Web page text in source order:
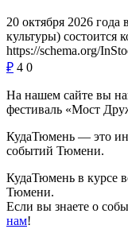
20 октября 2026
культуры) состоится
https://schema.org/
₽ 4 0
На нашем сайте вы
фестиваль «Мост
КудаТюмень — это
событий Тюмени.
КудаТюмень в курсе
Тюмени.
Если вы знаете о
нам!